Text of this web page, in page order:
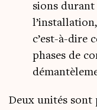
sions
c’est-à-dire
phases de
Deux uni­tés sont